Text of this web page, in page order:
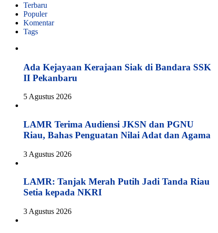
Terbaru
Populer
Komentar
Tags
Ada Kejayaan Kerajaan Siak di Bandara SSK
II Pekanbaru
5 Agustus 2026
LAMR Terima Audiensi JKSN dan PGNU
Riau, Bahas Penguatan Nilai Adat dan Agama
3 Agustus 2026
LAMR: Tanjak Merah Putih Jadi Tanda Riau
Setia kepada NKRI
3 Agustus 2026